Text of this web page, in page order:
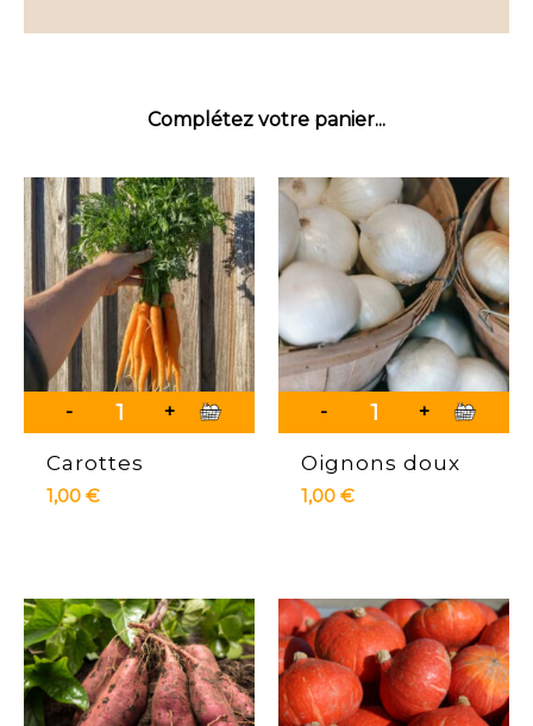
Complétez votre panier...
- +
Carottes
1,00€
- +
Oignons doux
1,00€